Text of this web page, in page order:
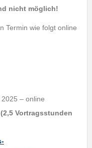
nicht möglich!
Termin wie folgt online
– online
Vortragsstunden